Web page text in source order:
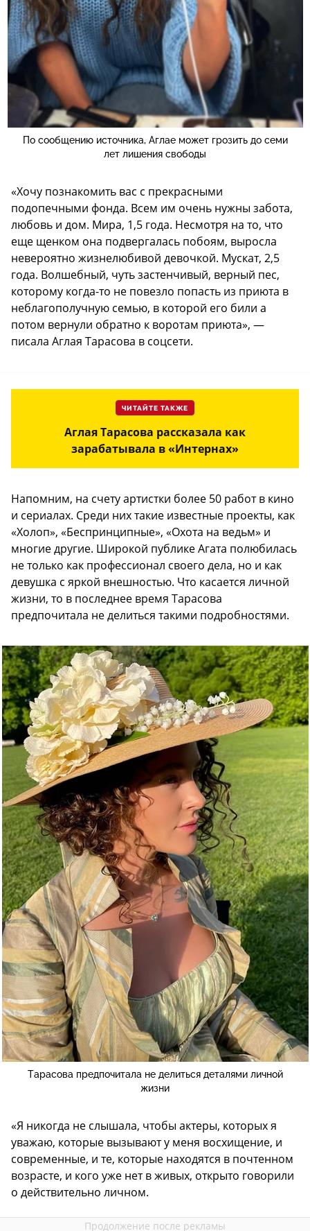
По сообщению источника, Аглае может грозить до семи
лет лишения свободы
«Хочу познакомить вас с прекрасными
подопечными фонда. Всем им очень нужны забота,
любовь и дом. Мира, 1,5 года. Несмотря на то, что
еще щенком она подвергалась побоям, выросла
невероятно жизнелюбивой девочкой. Мускат, 2,5
года. Волшебный, чуть застенчивый, верный пес,
которому когда-то не повезло попасть из приюта в
неблагополучную семью, в которой его били а
потом вернули обратно к воротам приюта», —
писала Аглая Тарасова в соцсети.
ЧИТАЙТЕ ТАКЖЕ
Аглая Тарасова рассказала как
зарабатывала в «Интернах»
Напомним, на счету артистки более 50 работ в кино
и сериалах. Среди них такие известные проекты, как
«Холоп», «Беспринципные», «Охота на ведьм» и
многие другие. Широкой публике Агата полюбилась
не только как профессионал своего дела, но и как
девушка с яркой внешностью. Что касается личной
жизни, то в последнее время Тарасова
предпочитала не делиться такими подробностями.
Тарасова предпочитала не делиться деталями личной
жизни
«Я никогда не слышала, чтобы актеры, которых я
уважаю, которые вызывают у меня восхищение, и
современные, и те, которые находятся в почтенном
возрасте, и кого уже нет в живых, открыто говорили
о действительно личном.